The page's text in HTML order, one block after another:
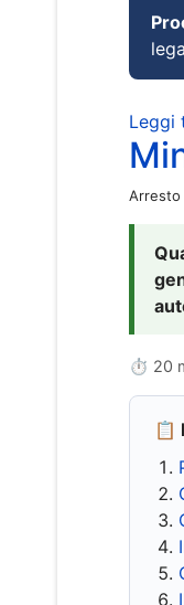
Leggi
Arresto
⏱ 20
📋